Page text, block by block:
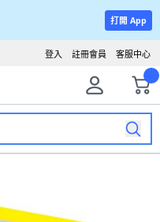
打開 App
客服中心
註冊會員
登入